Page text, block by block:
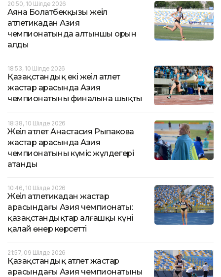
20:50, 10 Шілде 2026
Аяна Болатбекқызы жеңіл
атлетикадан Азия
чемпионатында алтыншы орын
алды
18:53, 10 Шілде 2026
Қазақстандық екі жеңіл атлет
жастар арасында Азия
чемпионатының финалына шықты
18:38, 10 Шілде 2026
Жеңіл атлет Анастасия Рыпакова
жастар арасында Азия
чемпионатының күміс жүлдегері
атанды
10:46, 10 Шілде 2026
Жеңіл атлетикадан жастар
арасындағы Азия чемпионаты:
қазақстандықтар алғашқы күні
қалай өнер көрсетті
21:57, 09 Шілде 2026
Қазақстандық атлет жастар
арасындағы Азия чемпионатының